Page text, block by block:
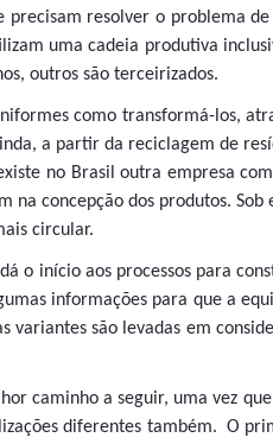
resolver o problema
uma cadeia produtiva
outros são terceirizados.
como transformá-los,
a partir da reciclagem de
no Brasil outra empresa
concepção dos produtos.
circular.
o início aos processos para
informações para que a
são levadas em
caminho a seguir, uma vez
diferentes também. O